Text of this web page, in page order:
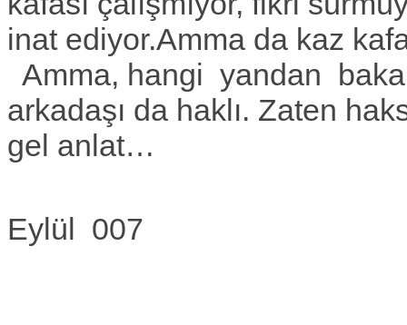
inat ediyor.Amma da kaz
Amma, hangi yandan
arkadaşı da haklı. Zaten
gel anlat…
Eylül 007